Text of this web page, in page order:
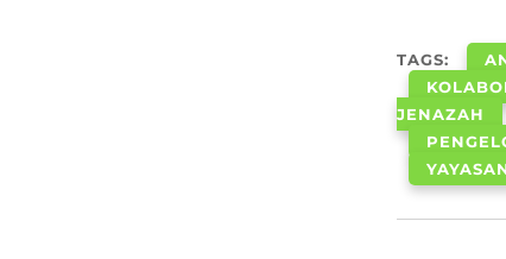
TAGS:
JENAZAH